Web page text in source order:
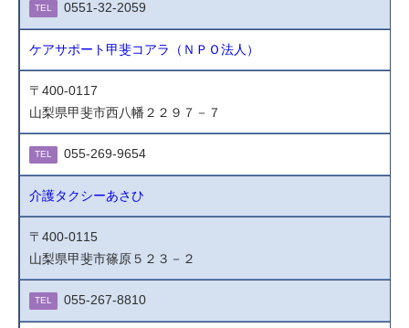
TEL 0551-32-2059
ケアサポート甲斐コアラ（ＮＰＯ法人）
〒400-0117
山梨県甲斐市西八幡２２９７－７
TEL 055-269-9654
介護タクシーあさひ
〒400-0115
山梨県甲斐市篠原５２３－２
TEL 055-267-8810